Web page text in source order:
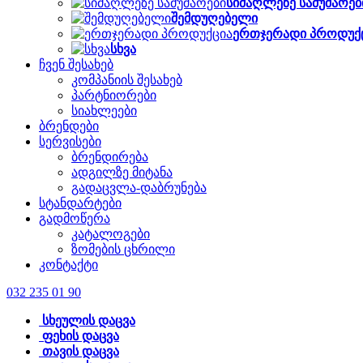
სიმაღლეზე
შემდუღებელი
ერთჯერადი
სხვა
ჩვენ შესახებ
კომპანიის შესახებ
პარტნიორები
სიახლეები
ბრენდები
სერვისები
ბრენდირება
ადგილზე მიტანა
გადაცვლა-დაბრუნება
სტანდარტები
გადმოწერა
კატალოგები
ზომების ცხრილი
კონტაქტი
032 235 01 90
სხეულის დაცვა
ფეხის დაცვა
თავის დაცვა